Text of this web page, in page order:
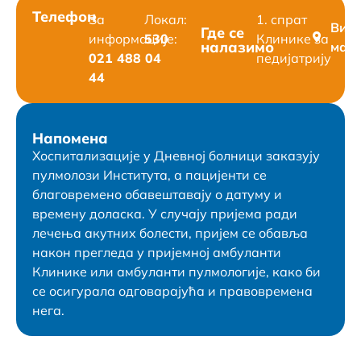
ТелефонЗа
информације:
021 488 04
44
Локал:
530
Где се
налазимо
1. спрат
Клинике за
педијатрију
Напомена
Хоспитализације у Дневној болници заказују
пулмолози Института, а пацијенти се
благовремено обавештавају о датуму и
времену доласка. У случају пријема ради
лечења акутних болести, пријем се обавља
након прегледа у пријемној амбуланти
Клинике или амбуланти пулмологије, како би
се осигурала одговарајућа и правовремена
нега.